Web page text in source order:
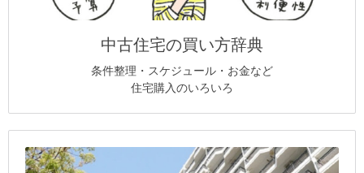
中古住宅の買い方辞典
条件整理・スケジュール・お金など
住宅購入のいろいろ